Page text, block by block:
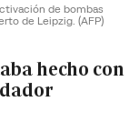
de bombas
de Leipzig. (AFP)
hecho con